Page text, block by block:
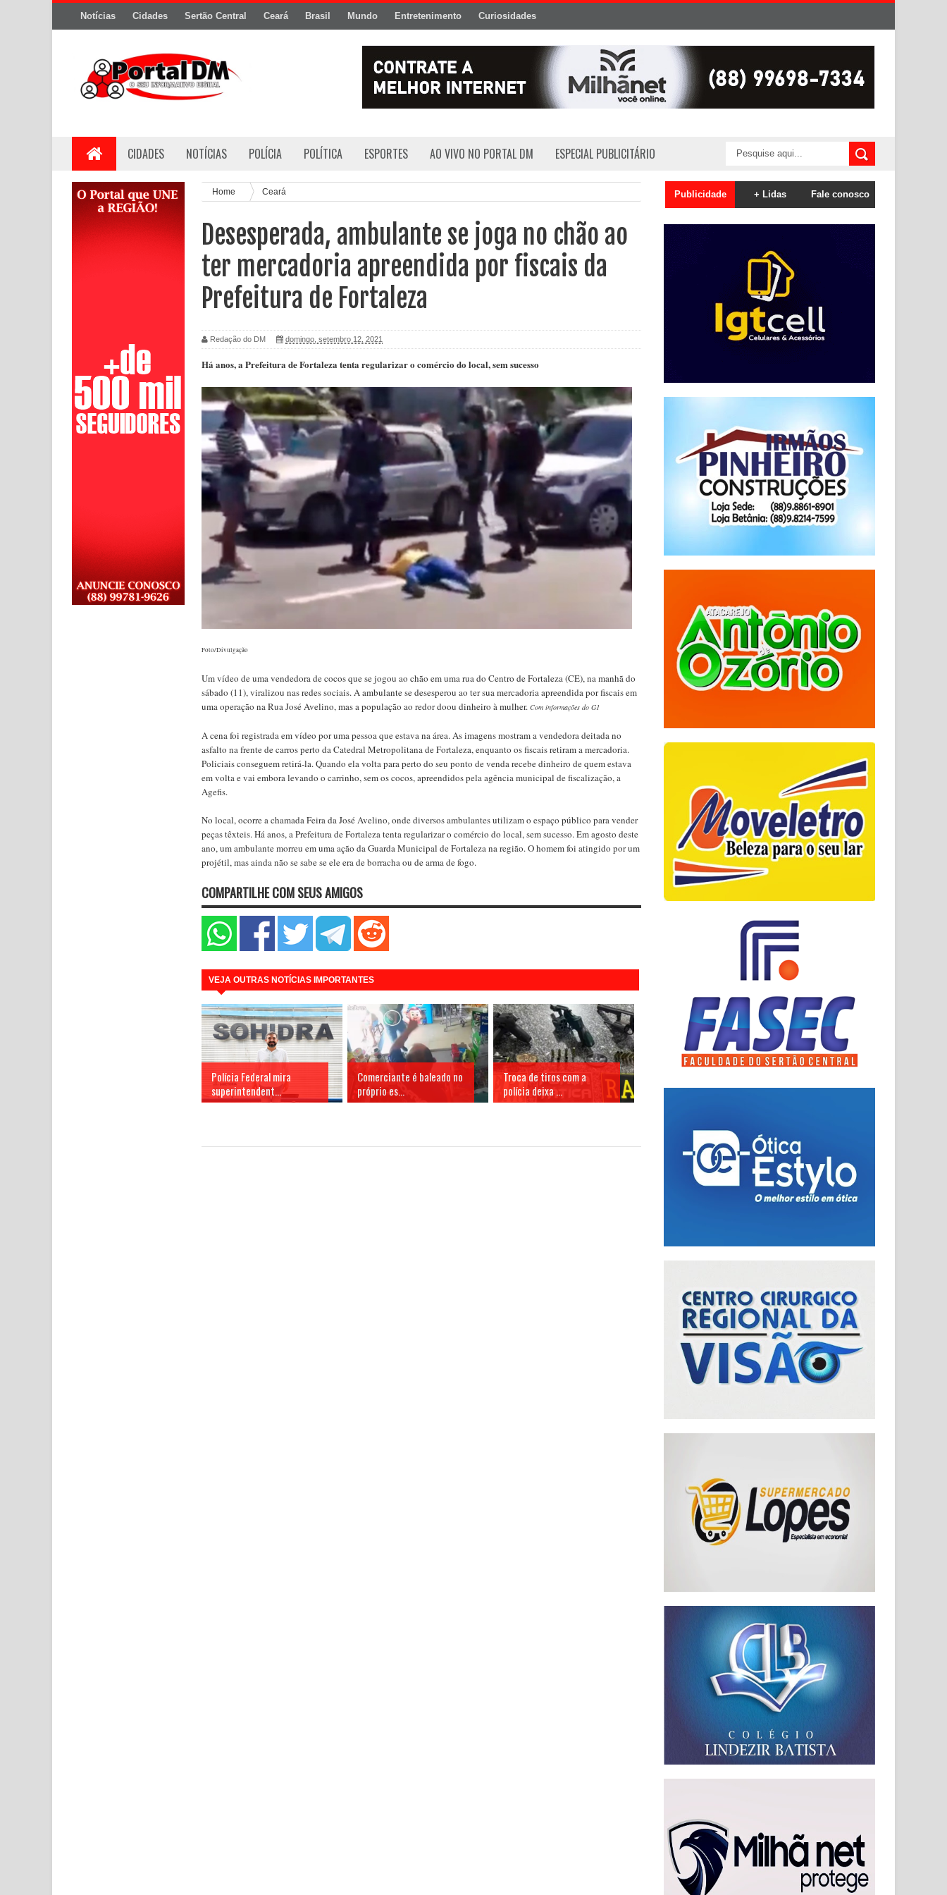
Notícias Cidades Sertão Central Ceará Brasil Mundo Entretenimento Curiosidades
CIDADES NOTÍCIAS POLÍCIA POLÍTICA ESPORTES AO VIVO NO PORTAL DM ESPECIAL PUBLICITÁRIO
Home Ceará
Desesperada, ambulante se joga no chão ao
ter mercadoria apreendida por fiscais da
Prefeitura de Fortaleza
Redação do DM domingo, setembro 12, 2021
Há anos, a Prefeitura de Fortaleza tenta regularizar o comércio do local, sem sucesso
Foto/Divulgação
Um vídeo de uma vendedora de cocos que se jogou ao chão em uma rua do Centro de Fortaleza (CE), na manhã do
sábado (11), viralizou nas redes sociais. A ambulante se desesperou ao ter sua mercadoria apreendida por fiscais em
uma operação na Rua José Avelino, mas a população ao redor doou dinheiro à mulher. Com informações do G1
A cena foi registrada em vídeo por uma pessoa que estava na área. As imagens mostram a vendedora deitada no
asfalto na frente de carros perto da Catedral Metropolitana de Fortaleza, enquanto os fiscais retiram a mercadoria.
Policiais conseguem retirá-la. Quando ela volta para perto do seu ponto de venda recebe dinheiro de quem estava
em volta e vai embora levando o carrinho, sem os cocos, apreendidos pela agência municipal de fiscalização, a
Agefis.
No local, ocorre a chamada Feira da José Avelino, onde diversos ambulantes utilizam o espaço público para vender
peças têxteis. Há anos, a Prefeitura de Fortaleza tenta regularizar o comércio do local, sem sucesso. Em agosto deste
ano, um ambulante morreu em uma ação da Guarda Municipal de Fortaleza na região. O homem foi atingido por um
projétil, mas ainda não se sabe se ele era de borracha ou de arma de fogo.
COMPARTILHE COM SEUS AMIGOS
VEJA OUTRAS NOTÍCIAS IMPORTANTES
Polícia Federal mira
superintendent...
Comerciante é baleado no
próprio es...
Troca de tiros com a
polícia deixa ...
Publicidade + Lidas Fale conosco